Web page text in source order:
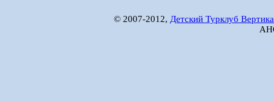
© 2007-2012, Детский Турклуб